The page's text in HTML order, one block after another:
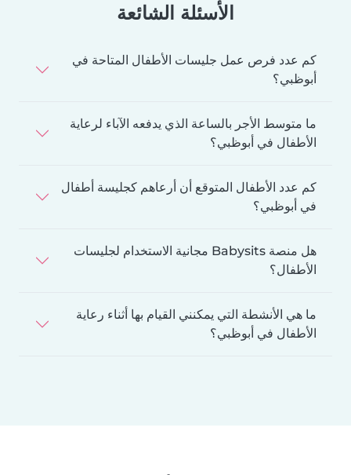
الأسئلة الشائعة
كم عدد فرص عمل جليسات الأطفال المتاحة في
أبوظبي؟
ما متوسط الأجر بالساعة الذي يدفعه الآباء لرعاية
الأطفال في أبوظبي؟
كم عدد الأطفال المتوقع أن أرعاهم كجليسة أطفال
في أبوظبي؟
هل منصة Babysits مجانية الاستخدام لجليسات
الأطفال؟
ما هي الأنشطة التي يمكنني القيام بها أثناء رعاية
الأطفال في أبوظبي؟